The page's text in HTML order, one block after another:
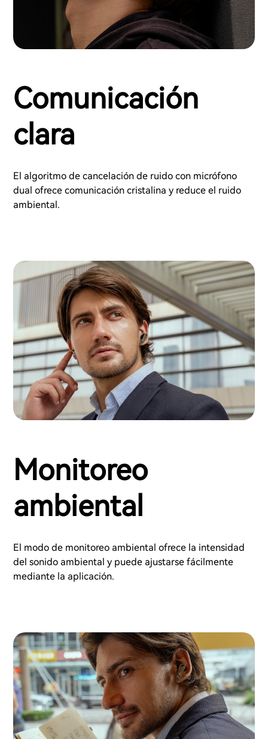
Comunicación
clara
El algoritmo de cancelación de ruido con micrófono
dual ofrece comunicación cristalina y reduce el ruido
ambiental.
Monitoreo
ambiental
El modo de monitoreo ambiental ofrece la intensidad
del sonido ambiental y puede ajustarse fácilmente
mediante la aplicación.